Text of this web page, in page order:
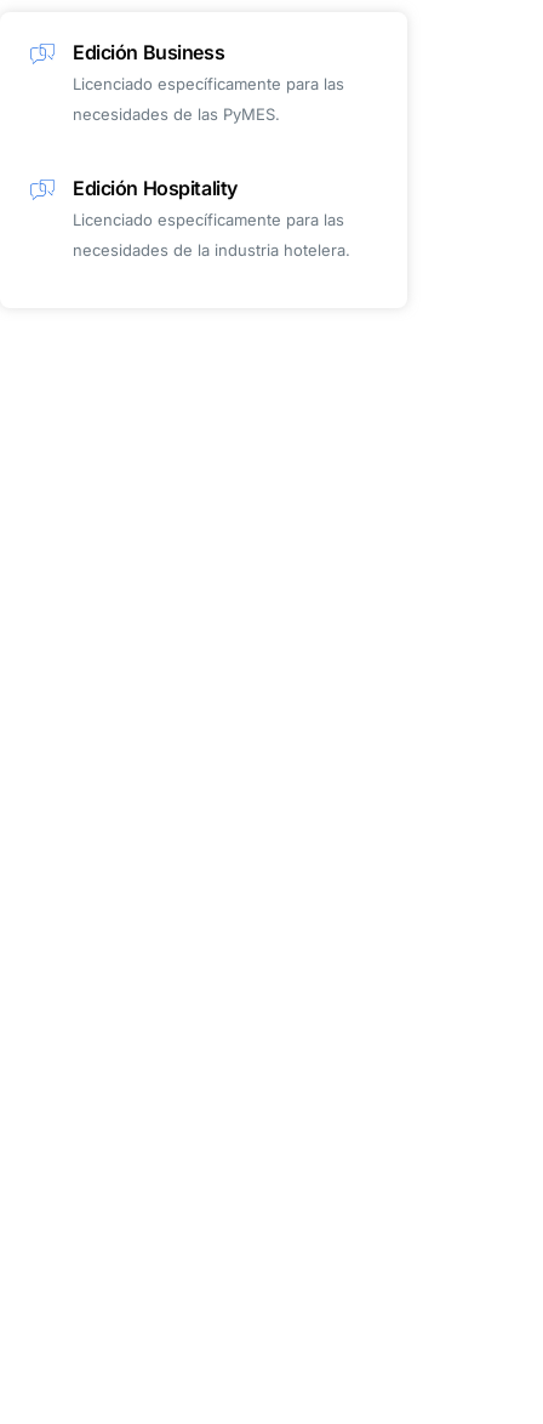
Edición Business
Licenciado específicamente para las
necesidades de las PyMES.
Edición Hospitality
Licenciado específicamente para las
necesidades de la industria hotelera.